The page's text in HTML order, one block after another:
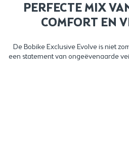
PERFECTE MIX
COMFORT EN
De Bobike Exclusive Evolve is niet
een statement van ongeëvenaarde